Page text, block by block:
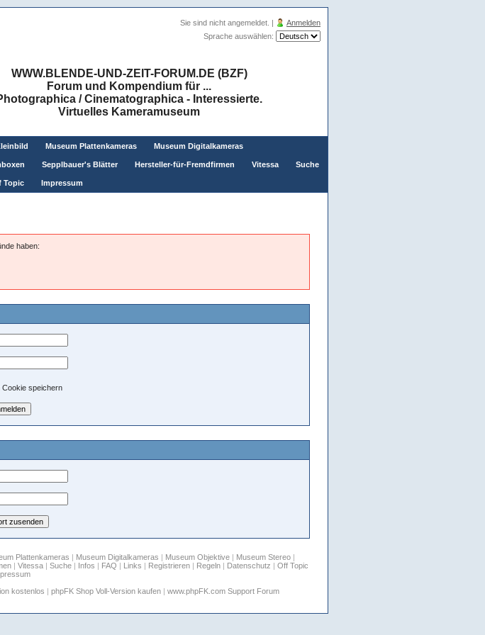
Sie sind nicht angemeldet. |
Anmelden
Sprache auswählen:
WWW.BLENDE-UND-ZEIT-FORUM.DE (BZF)
Forum und Kompendium für ...
/ Cinematographica - Interessierte.
Virtuelles Kameramuseum
Museum Plattenkameras Museum Digitalkameras
Sepplbauer's Blätter Hersteller-für-Fremdfirmen Vitessa Suche
Topic Impressum
haben:
Cookie speichern
Plattenkameras Museum Digitalkameras Museum Objektive Museum Stereo
| Vitessa| Suche| Infos FAQ Links Registrieren| Regeln| Datenschutz
Off Topic
kostenlos phpFK Shop Voll-Version kaufen www.phpFK.com Support Forum